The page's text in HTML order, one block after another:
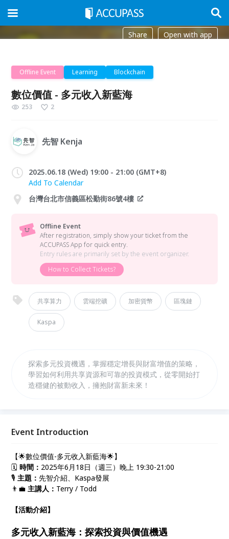
Share Open with app
Offline Event Learning Blockchain
數位價值 - 多元收入新藍海
253 2
先智 Kenja
2025.06.18 (Wed) 19:00 - 21:00 (GMT+8)
Add To Calendar
台灣台北市信義區松勤街86號4樓
Offline Event
After registration, simply show your ticket from the
ACCUPASS App for quick entry.
Entry rules are primarily set by the event organizer.
How to Collect Tickets?
共享算力 雲端挖礦 加密貨幣 區塊鏈
Kaspa
探索多元投資機遇，掌握穩定增長與財富增值的策略，
學習如何利用共享資源和可靠的投資模式，從零開始打
造穩健的被動收入，擁抱財富新未來！
Event Introduction
【🌟數位價值-多元收入新藍海🌟】
🗓️時間： 2025年6月18日（週三）晚上 19:30-21:00
🎙️主題：先智介紹、Kaspa發展
👨‍💼主講人： Terry / Todd
【活動介紹】
多元收入新藍海：探索投資與價值機遇